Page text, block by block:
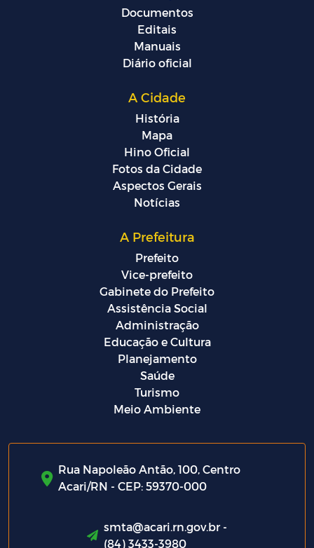
Documentos
Editais
Manuais
Diário oficial
A Cidade
História
Mapa
Hino Oficial
Fotos da Cidade
Aspectos Gerais
Notícias
A Prefeitura
Prefeito
Vice-prefeito
Gabinete do Prefeito
Assistência Social
Administração
Educação e Cultura
Planejamento
Saúde
Turismo
Meio Ambiente
Rua Napoleão Antão, 100, Centro
Acari/RN - CEP: 59370-000
smta@acari.rn.gov.br -
(84) 3433-3980